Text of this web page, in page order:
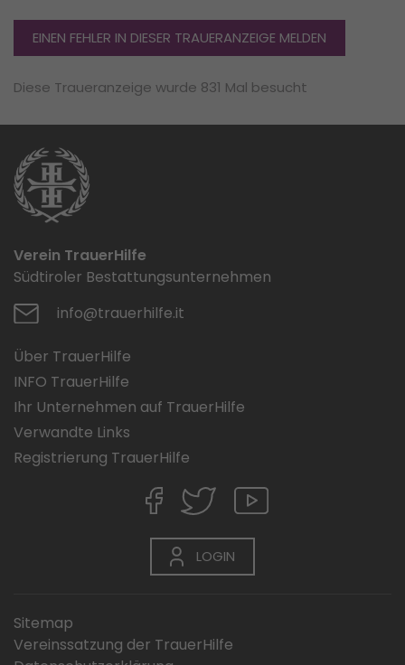
EINEN FEHLER IN DIESER TRAUERANZEIGE MELDEN
Diese Traueranzeige wurde 831 Mal besucht
Verein TrauerHilfe
Südtiroler Bestattungsunternehmen
info@trauerhilfe.it
Über TrauerHilfe
INFO TrauerHilfe
Ihr Unternehmen auf TrauerHilfe
Verwandte Links
Registrierung TrauerHilfe
LOGIN
Sitemap
Vereinssatzung der TrauerHilfe